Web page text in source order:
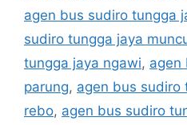
agen bus sudiro tungga
sudiro tungga jaya
tungga jaya ngawi, agen
parung, agen bus sudiro
rebo, agen bus sudiro